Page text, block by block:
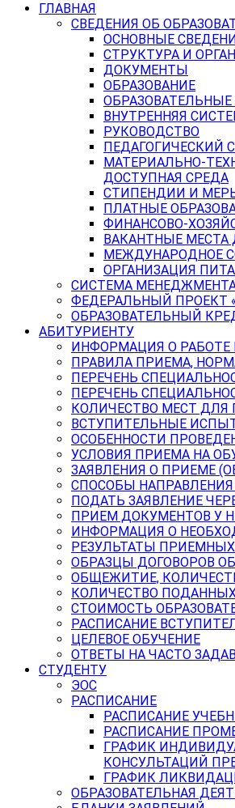
ГЛАВНАЯ
СВЕДЕНИЯ ОБ
ОСНОВНЫЕ
СТРУКТУРА И
ДОКУМЕНТЫ
ОБРАЗОВАНИЕ
ВНУТРЕННЯЯ
РУКОВОДСТВО
ПЕДАГОГИЧЕСКИЙ
МАТЕРИАЛЬНО-
ДОСТУПНАЯ СРЕДА
СТИПЕНДИИ И
ПЛАТНЫЕ
ФИНАНСОВО-
ВАКАНТНЫЕ
МЕЖДУНАРОДНОЕ
ОРГАНИЗАЦИЯ
СИСТЕМА
ФЕДЕРАЛЬНЫЙ ПРОЕКТ
ОБРАЗОВАТЕЛЬНЫЙ
АБИТУРИЕНТУ
ИНФОРМАЦИЯ О
ПРАВИЛА ПРИЕМА,
ПЕРЕЧЕНЬ
ПЕРЕЧЕНЬ
КОЛИЧЕСТВО МЕСТ
ВСТУПИТЕЛЬНЫЕ
ОСОБЕННОСТИ
УСЛОВИЯ ПРИЕМА НА
ЗАЯВЛЕНИЯ О ПРИЕМЕ
СПОСОБЫ
ПОДАТЬ ЗАЯВЛЕНИЕ
ПРИЕМ ДОКУМЕНТОВ У
ИНФОРМАЦИЯ О
РЕЗУЛЬТАТЫ
ОБРАЗЦЫ ДОГОВОРОВ
ОБЩЕЖИТИЕ,
КОЛИЧЕСТВО
СТОИМОСТЬ
РАСПИСАНИЕ
ЦЕЛЕВОЕ ОБУЧЕНИЕ
ОТВЕТЫ НА ЧАСТО
СТУДЕНТУ
ЭОС
РАСПИСАНИЕ
РАСПИСАНИЕ
РАСПИСАНИЕ
ГРАФИК
КОНСУЛЬТАЦИЙ
ГРАФИК
ОБРАЗОВАТЕЛЬНАЯ